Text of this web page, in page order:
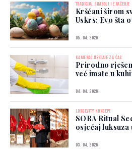
TRADICIJA, SIMBOLI I ZNAČENJE
Kršćani širom
Uskrs: Evo šta
05. 04. 2026.
KAMENAC NESTAJE ZA ČAS
Prirodno
već imate u
04. 04. 2026.
LONGEVITY KONCEPT
SORA Ritual
osjećaj luksuza
03. 04. 2026.